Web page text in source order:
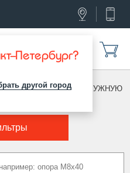
Петербург?
другой город
ИЗДЕЛИЯ /ПОД НАРУЖНУЮ